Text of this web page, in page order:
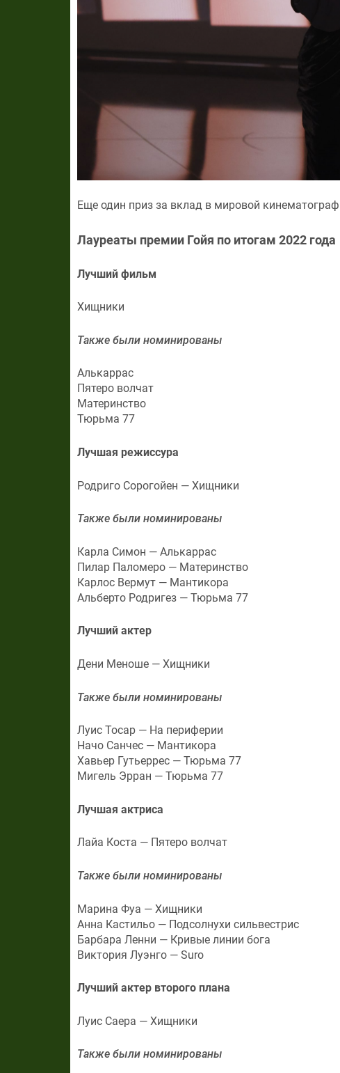
Еще один приз за вклад в мировой
Лауреаты премии Гойя по итогам 2022 года
Лучший фильм
Хищники
Также были номинированы
Алькаррас
Пятеро волчат
Материнство
Тюрьма 77
Лучшая режиссура
Родриго Сорогойен — Хищники
Также были номинированы
Карла Симон — Алькаррас
Пилар Паломеро — Материнство
Карлос Вермут — Мантикора
Альберто Родригез — Тюрьма 77
Лучший актер
Дени Меноше — Хищники
Также были номинированы
Луис Тосар — На периферии
Начо Санчес — Мантикора
Хавьер Гутьеррес — Тюрьма 77
Мигель Эрран — Тюрьма 77
Лучшая актриса
Лайа Коста — Пятеро волчат
Также были номинированы
Марина Фуа — Хищники
Анна Кастильо — Подсолнухи сильвестрис
Барбара Ленни — Кривые линии бога
Виктория Луэнго — Suro
Лучший актер второго плана
Луис Саера — Хищники
Также были номинированы